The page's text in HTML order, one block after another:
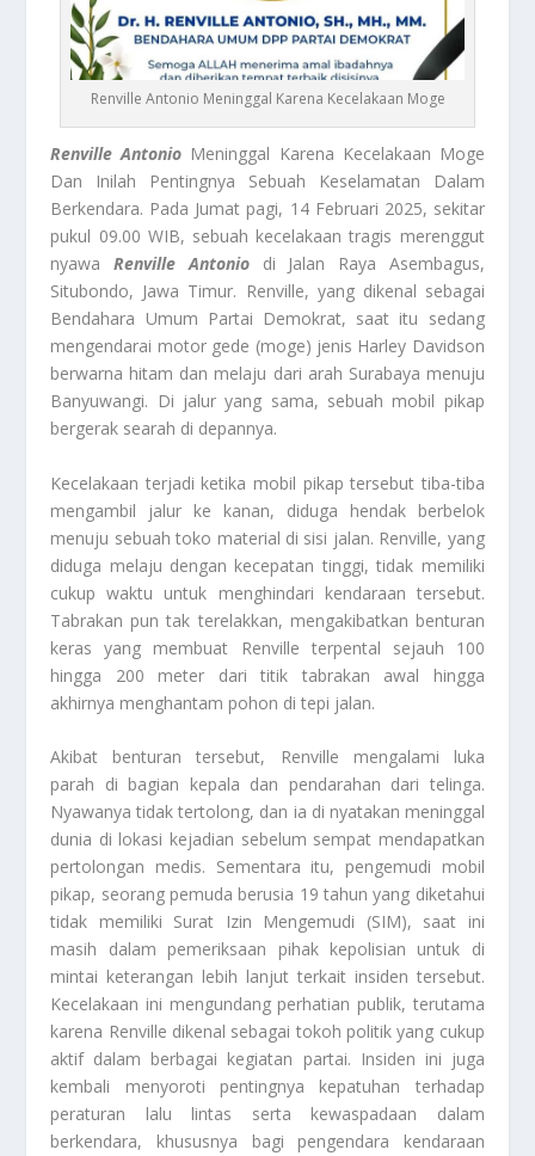
Renville Antonio Meninggal Karena Kecelakaan Moge
Renville Antonio Meninggal Karena Kecelakaan Moge
Dan Inilah Pentingnya Sebuah Keselamatan Dalam
Berkendara. Pada Jumat pagi, 14 Februari 2025, sekitar
pukul 09.00 WIB, sebuah kecelakaan tragis merenggut
nyawaRenville Antoniodi Jalan Raya Asembagus,
Situbondo, Jawa Timur. Renville, yang dikenal sebagai
Bendahara Umum Partai Demokrat, saat itu sedang
mengendarai motor gede (moge) jenis Harley Davidson
berwarna hitam dan melaju dari arah Surabaya menuju
Banyuwangi. Di jalur yang sama, sebuah mobil pikap
bergerak searah di depannya.
Kecelakaan terjadi ketika mobil pikap tersebut tiba-tiba
mengambil jalur ke kanan, diduga hendak berbelok
menuju sebuah toko material di sisi jalan. Renville, yang
diduga melaju dengan kecepatan tinggi, tidak memiliki
cukup waktu untuk menghindari kendaraan tersebut.
Tabrakan pun tak terelakkan, mengakibatkan benturan
keras yang membuat Renville terpental sejauh 100
hingga 200 meter dari titik tabrakan awal hingga
akhirnya menghantam pohon di tepi jalan.
Akibat benturan tersebut, Renville mengalami luka
parah di bagian kepala dan pendarahan dari telinga.
Nyawanya tidak tertolong, dan ia di nyatakan meninggal
dunia di lokasi kejadian sebelum sempat mendapatkan
pertolongan medis. Sementara itu, pengemudi mobil
pikap, seorang pemuda berusia 19 tahun yang diketahui
tidak memiliki Surat Izin Mengemudi (SIM), saat ini
masih dalam pemeriksaan pihak kepolisian untuk di
mintai keterangan lebih lanjut terkait insiden tersebut.
Kecelakaan ini mengundang perhatian publik, terutama
karena Renville dikenal sebagai tokoh politik yang cukup
aktif dalam berbagai kegiatan partai. Insiden ini juga
kembali menyoroti pentingnya kepatuhan terhadap
peraturan lalu lintas serta kewaspadaan dalam
berkendara, khususnya bagi pengendara kendaraan